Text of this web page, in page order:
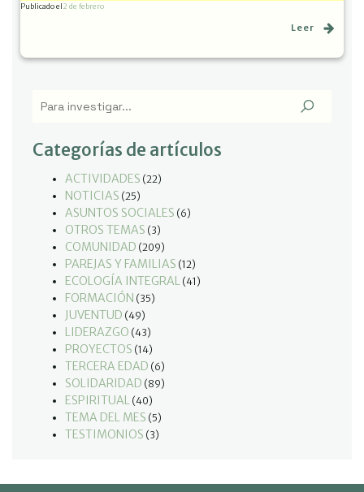
Publicado el2 de febrero
Leer
Categorías de artículos
ACTIVIDADES (22)
NOTICIAS (25)
ASUNTOS SOCIALES (6)
OTROS TEMAS (3)
COMUNIDAD (209)
PAREJAS Y FAMILIAS (12)
ECOLOGÍA INTEGRAL (41)
FORMACIÓN (35)
JUVENTUD (49)
LIDERAZGO (43)
PROYECTOS (14)
TERCERA EDAD (6)
SOLIDARIDAD (89)
ESPIRITUAL (40)
TEMA DEL MES (5)
TESTIMONIOS (3)